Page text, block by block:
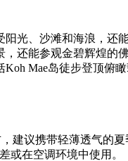
光、沙滩和海浪，还
还能参观金碧辉煌的
Mae岛徒步登顶俯
议携带轻薄透气的
或在空调环境中使用。